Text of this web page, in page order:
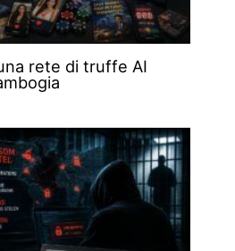
rete di truffe AI